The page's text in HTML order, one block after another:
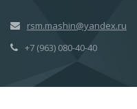
rsm.mashin@yandex.ru
+7 (963) 080-40-40